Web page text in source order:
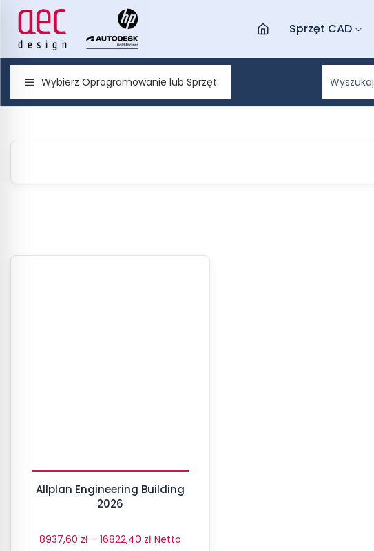
Sprzęt CAD
Wybierz Oprogramowanie lub Sprzęt
Allplan Engineering Building
2026
8937,60 zł – 16822,40 zł Netto